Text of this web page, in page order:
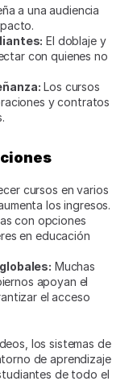
a una audiencia
El doblaje y
con quienes no
Los cursos
y contratos
cursos en varios
los ingresos.
con opciones
en educación
Muchas
apoyan el
el acceso
los sistemas de
de aprendizaje
de todo el